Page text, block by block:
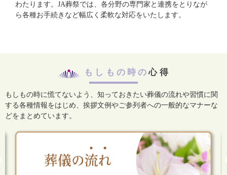
わたります。JA葬祭では、各分野の専門家と連携をとりなが
ら各種お手続きなど幅広く柔軟な対応をいたします。
もしもの時の心得
もしもの時に慌てないよう、知っておきたい葬儀の流れや習慣に関
する各種情報をはじめ、 挨拶文例やご参列者への一般的なマナーな
どをまとめています。